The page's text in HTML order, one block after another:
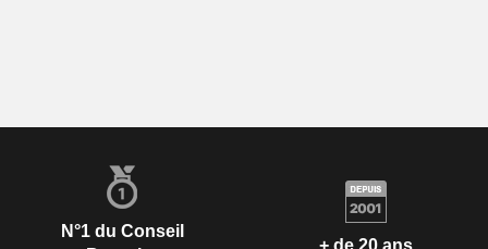
N°1 du Conseil
+ de 20 ans